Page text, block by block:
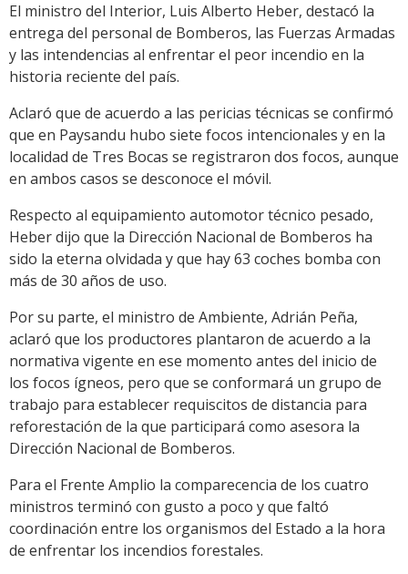
El ministro del Interior, Luis Alberto Heber, destacó la
entrega del personal de Bomberos, las Fuerzas Armadas
y las intendencias al enfrentar el peor incendio en la
historia reciente del país.
Aclaró que de acuerdo a las pericias técnicas se confirmó
que en Paysandu hubo siete focos intencionales y en la
localidad de Tres Bocas se registraron dos focos, aunque
en ambos casos se desconoce el móvil.
Respecto al equipamiento automotor técnico pesado,
Heber dijo que la Dirección Nacional de Bomberos ha
sido la eterna olvidada y que hay 63 coches bomba con
más de 30 años de uso.
Por su parte, el ministro de Ambiente, Adrián Peña,
aclaró que los productores plantaron de acuerdo a la
normativa vigente en ese momento antes del inicio de
los focos ígneos, pero que se conformará un grupo de
trabajo para establecer requiscitos de distancia para
reforestación de la que participará como asesora la
Dirección Nacional de Bomberos.
Para el Frente Amplio la comparecencia de los cuatro
ministros terminó con gusto a poco y que faltó
coordinación entre los organismos del Estado a la hora
de enfrentar los incendios forestales.